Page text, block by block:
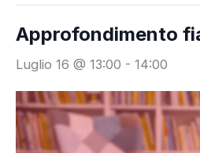
Approfondimento
Luglio 16 @ 13:00 - 14:00